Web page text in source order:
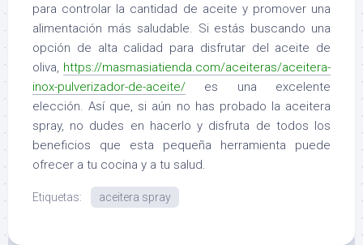
para controlar la cantidad de aceite y promover una
alimentación más saludable. Si estás buscando una
opción de alta calidad para disfrutar del aceite de
oliva, https://masmasiatienda.com/aceiteras/aceitera-
inox-pulverizador-de-aceite/ es una excelente
elección. Así que, si aún no has probado la aceitera
spray, no dudes en hacerlo y disfruta de todos los
beneficios que esta pequeña herramienta puede
ofrecer a tu cocina y a tu salud.
Etiquetas: aceitera spray